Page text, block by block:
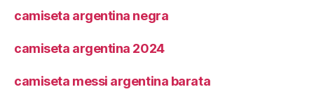
camiseta argentina negra
camiseta argentina 2024
camiseta messi argentina barata